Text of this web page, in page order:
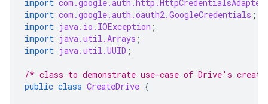
import com.google.auth.http.HttpCredentialsAdapter
import com.google.auth.oauth2.GoogleCredentials ;
import java.io.IOException ;
import java.util.Arrays ;
import java.util.UUID ;
/* class to demonstrate use-case of Drive's
public class CreateDrive {